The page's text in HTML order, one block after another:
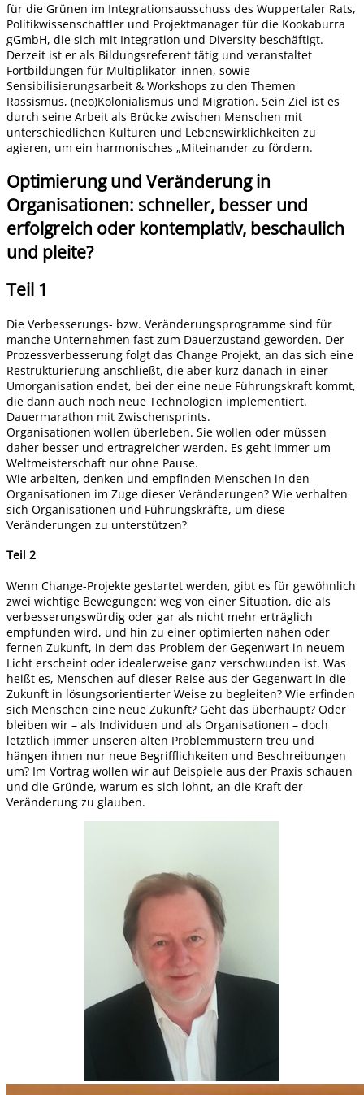
für die Grünen im Integrationsausschuss des Wuppertaler Rats,
Politikwissenschaftler und Projektmanager für die Kookaburra
gGmbH, die sich mit Integration und Diversity beschäftigt.
Derzeit ist er als Bildungsreferent tätig und veranstaltet
Fortbildungen für Multiplikator_innen, sowie
Sensibilisierungsarbeit & Workshops zu den Themen
Rassismus, (neo)Kolonialismus und Migration. Sein Ziel ist es
durch seine Arbeit als Brücke zwischen Menschen mit
unterschiedlichen Kulturen und Lebenswirklichkeiten zu
agieren, um ein harmonisches „Miteinander zu fördern.
Optimierung und Veränderung in
Organisationen: schneller, besser und
erfolgreich oder kontemplativ, beschaulich
und pleite?
Teil 1
Die Verbesserungs- bzw. Veränderungsprogramme sind für
manche Unternehmen fast zum Dauerzustand geworden. Der
Prozessverbesserung folgt das Change Projekt, an das sich eine
Restrukturierung anschließt, die aber kurz danach in einer
Umorganisation endet, bei der eine neue Führungskraft kommt,
die dann auch noch neue Technologien implementiert.
Dauermarathon mit Zwischensprints.
Organisationen wollen überleben. Sie wollen oder müssen
daher besser und ertragreicher werden. Es geht immer um
Weltmeisterschaft nur ohne Pause.
Wie arbeiten, denken und empfinden Menschen in den
Organisationen im Zuge dieser Veränderungen? Wie verhalten
sich Organisationen und Führungskräfte, um diese
Veränderungen zu unterstützen?
Teil 2
Wenn Change-Projekte gestartet werden, gibt es für gewöhnlich
zwei wichtige Bewegungen: weg von einer Situation, die als
verbesserungswürdig oder gar als nicht mehr erträglich
empfunden wird, und hin zu einer optimierten nahen oder
fernen Zukunft, in dem das Problem der Gegenwart in neuem
Licht erscheint oder idealerweise ganz verschwunden ist. Was
heißt es, Menschen auf dieser Reise aus der Gegenwart in die
Zukunft in lösungsorientierter Weise zu begleiten? Wie erfinden
sich Menschen eine neue Zukunft? Geht das überhaupt? Oder
bleiben wir – als Individuen und als Organisationen – doch
letztlich immer unseren alten Problemmustern treu und
hängen ihnen nur neue Begrifflichkeiten und Beschreibungen
um? Im Vortrag wollen wir auf Beispiele aus der Praxis schauen
und die Gründe, warum es sich lohnt, an die Kraft der
Veränderung zu glauben.